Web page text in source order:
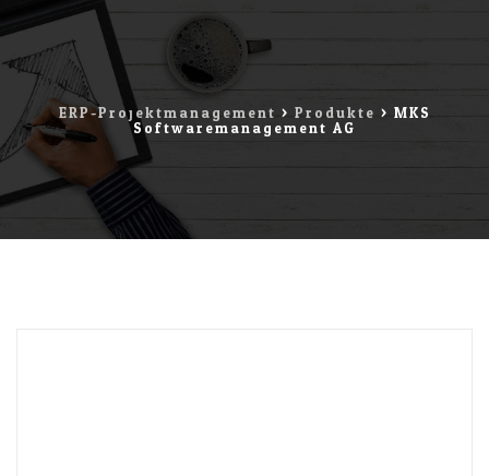
to
content
ERP-Projektmanagement > Produkte > MKS
Softwaremanagement AG